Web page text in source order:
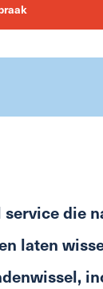
die
laten